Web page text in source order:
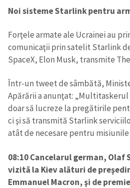
Noi sisteme Starlink pentru
Forţele armate ale Ucrainei au
comunicaţii prin satelit Starlink
SpaceX, Elon Musk, transmite
Într-un tweet de sâmbătă,
Apărării a anunţat: „Multitaskerul
doar să lucreze la pregătirile
ci şi să transmită Starlink
atât de necesare pentru
08:10 Cancelarul german, Olaf
vizită la Kiev alături de
Emmanuel Macron, şi de